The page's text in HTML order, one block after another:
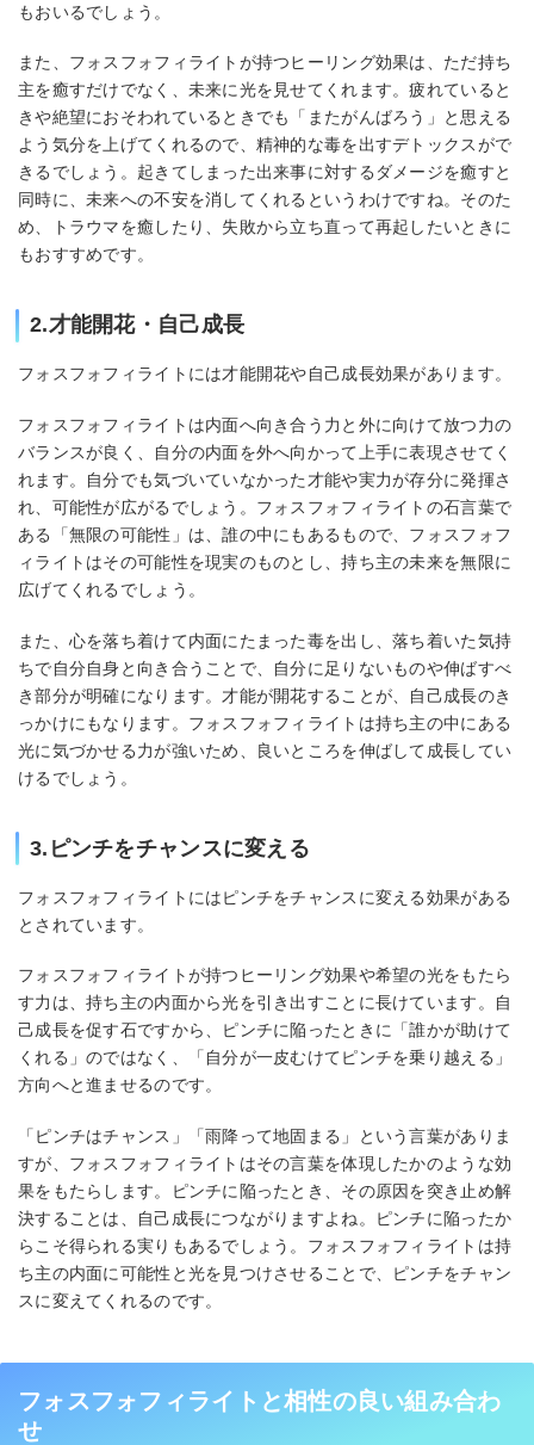
もおいるでしょう。
また、フォスフォフィライトが持つヒーリング効果は、ただ持ち
主を癒すだけでなく、未来に光を見せてくれます。疲れていると
きや絶望におそわれているときでも「またがんばろう」と思える
よう気分を上げてくれるので、精神的な毒を出すデトックスがで
きるでしょう。起きてしまった出来事に対するダメージを癒すと
同時に、未来への不安を消してくれるというわけですね。そのた
め、トラウマを癒したり、失敗から立ち直って再起したいときに
もおすすめです。
2.才能開花・自己成長
フォスフォフィライトには才能開花や自己成長効果があります。
フォスフォフィライトは内面へ向き合う力と外に向けて放つ力の
バランスが良く、自分の内面を外へ向かって上手に表現させてく
れます。自分でも気づいていなかった才能や実力が存分に発揮さ
れ、可能性が広がるでしょう。フォスフォフィライトの石言葉で
ある「無限の可能性」は、誰の中にもあるもので、フォスフォフ
ィライトはその可能性を現実のものとし、持ち主の未来を無限に
広げてくれるでしょう。
また、心を落ち着けて内面にたまった毒を出し、落ち着いた気持
ちで自分自身と向き合うことで、自分に足りないものや伸ばすべ
き部分が明確になります。才能が開花することが、自己成長のき
っかけにもなります。フォスフォフィライトは持ち主の中にある
光に気づかせる力が強いため、良いところを伸ばして成長してい
けるでしょう。
3.ピンチをチャンスに変える
フォスフォフィライトにはピンチをチャンスに変える効果がある
とされています。
フォスフォフィライトが持つヒーリング効果や希望の光をもたら
す力は、持ち主の内面から光を引き出すことに長けています。自
己成長を促す石ですから、ピンチに陥ったときに「誰かが助けて
くれる」のではなく、「自分が一皮むけてピンチを乗り越える」
方向へと進ませるのです。
「ピンチはチャンス」「雨降って地固まる」という言葉がありま
すが、フォスフォフィライトはその言葉を体現したかのような効
果をもたらします。ピンチに陥ったとき、その原因を突き止め解
決することは、自己成長につながりますよね。ピンチに陥ったか
らこそ得られる実りもあるでしょう。フォスフォフィライトは持
ち主の内面に可能性と光を見つけさせることで、ピンチをチャン
スに変えてくれるのです。
フォスフォフィライトと相性の良い組み合わ
せ